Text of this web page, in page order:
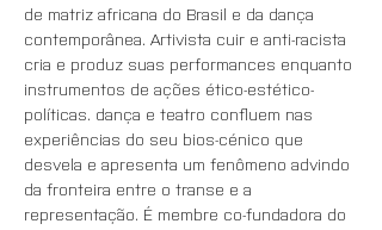
de matriz africana do Brasil e da dança
contemporânea. Artivista cuir e anti-racista
cria e produz suas performances enquanto
instrumentos de ações ético-estético-
políticas. dança e teatro confluem nas
experiências do seu bios-cénico que
desvela e apresenta um fenômeno advindo
da fronteira entre o transe e a
representação. É membre co-fundadora do